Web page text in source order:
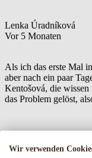
Lenka Úradníková
Vor 5 Monaten
Als ich das erste Mal
aber nach ein paar
Kentošová, die
das Problem gelöst,
Vor 7 Monaten
Wir verwenden